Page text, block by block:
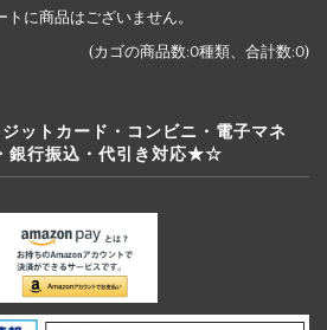
トに商品はございません。
(カゴの商品数:0種類、合計数:0)
ットカード・コンビニ・電子マネ
銀行振込・代引き対応★☆